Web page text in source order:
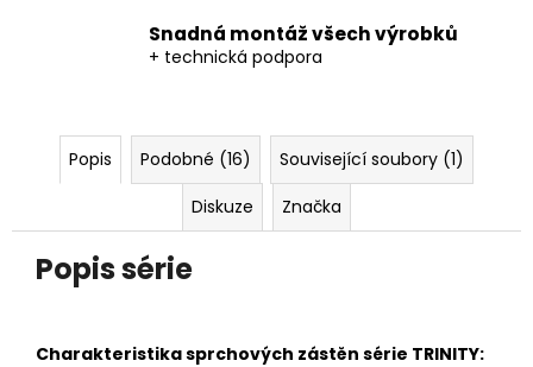
Snadná montáž všech výrobků
+ technická podpora
Popis Podobné (16)
Související soubory (1)
Diskuze
Značka
Popis série
Charakteristika sprchových zástěn série TRINITY: